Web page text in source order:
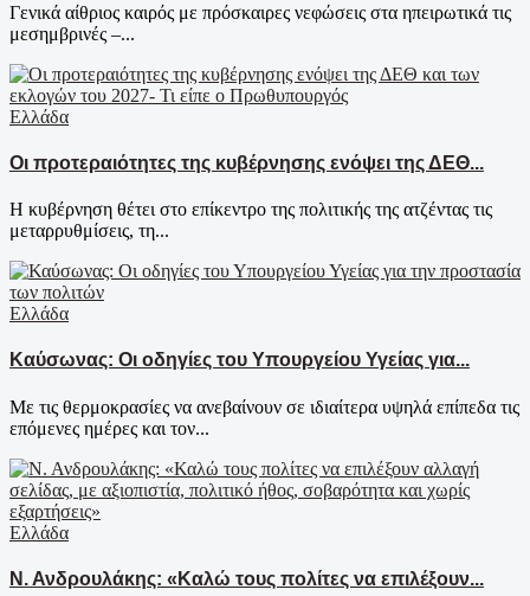
Γενικά αίθριος καιρός με πρόσκαιρες νεφώσεις στα ηπειρωτικά τις
μεσημβρινές –...
Ελλάδα
Οι προτεραιότητες της κυβέρνησης ενόψει της ΔΕΘ...
Η κυβέρνηση θέτει στο επίκεντρο της πολιτικής της ατζέντας τις
μεταρρυθμίσεις, τη...
Ελλάδα
Καύσωνας: Οι οδηγίες του Υπουργείου Υγείας για...
Με τις θερμοκρασίες να ανεβαίνουν σε ιδιαίτερα υψηλά επίπεδα τις
επόμενες ημέρες και τον...
Ελλάδα
Ν. Ανδρουλάκης: «Καλώ τους πολίτες να επιλέξουν...